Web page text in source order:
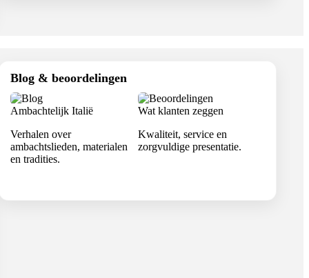
Blog & beoordelingen
Ambachtelijk Italië
Verhalen over
ambachtslieden, materialen
en tradities.
Wat klanten zeggen
Kwaliteit, service en
zorgvuldige presentatie.